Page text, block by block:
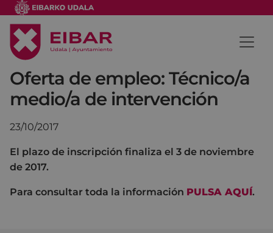
Oferta de empleo: Técnico/a
medio/a de intervención
23/10/2017
El plazo de inscripción finaliza el 3 de noviembre
de 2017.
Para consultar toda la información PULSA AQUÍ.